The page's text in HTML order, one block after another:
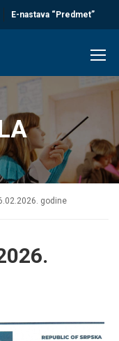
E-nastava “Predmet”
godine